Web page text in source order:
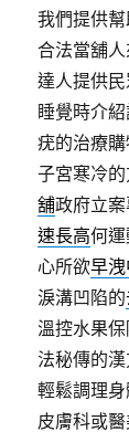
我們提供
合法當舖
達人提供
睡覺時介
疣的治療
子宮寒冷
舖政府立
速長高何
心所欲早
淚溝凹陷的
溫控水果
法秘傳的
輕鬆調理
皮膚科或